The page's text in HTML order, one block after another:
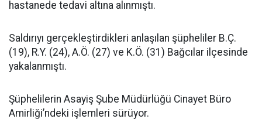
hastanede tedavi altına alınmıştı.
Saldırıyı gerçekleştirdikleri anlaşılan şüpheliler B.Ç.
(19), R.Y. (24), A.Ö. (27) ve K.Ö. (31) Bağcılar ilçesinde
yakalanmıştı.
Şüphelilerin Asayiş Şube Müdürlüğü Cinayet Büro
Amirliği’ndeki işlemleri sürüyor.